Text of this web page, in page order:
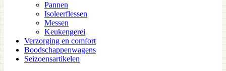
Pannen
Isoleerflessen
Messen
Keukengerei
Verzorging en comfort
Boodschappenwagens
Seizoensartikelen